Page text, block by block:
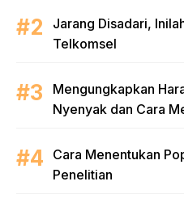
Jarang Disadari,
Telkomsel
Mengungkapkan
Nyenyak dan Cara
Cara Menentukan
Penelitian